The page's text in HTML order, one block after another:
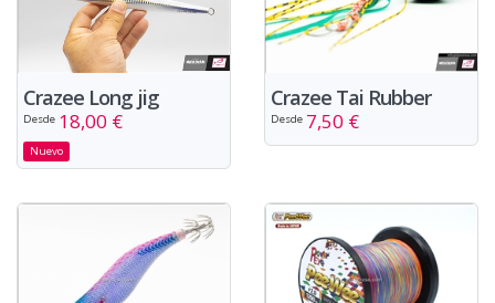
Crazee Long jig
Desde 18,00 €
Nuevo
Crazee Tai Rubber
Desde 7,50 €